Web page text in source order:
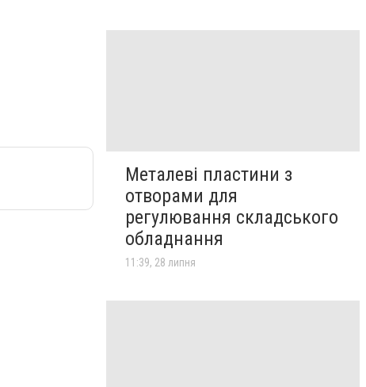
Металеві пластини з
отворами для
регулювання складського
обладнання
11:39, 28 липня